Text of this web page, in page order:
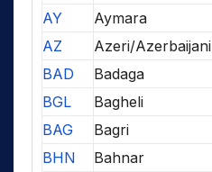
AY
Aymara
AZ
Azeri/Azerbaijani
BAD
Badaga
BGL
Bagheli
BAG
Bagri
BHN
Bahnar